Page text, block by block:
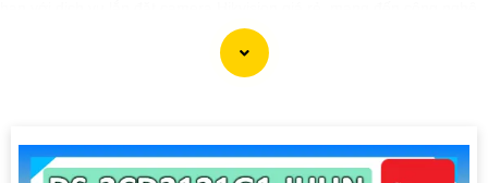
hàng đầu và hiệu suất ổn định. Với chúng tôi, bạn hoàn toàn yên tâm
về an ninh mà không cần lo lắng về giá cả. Hãy liên hệ ngay để được